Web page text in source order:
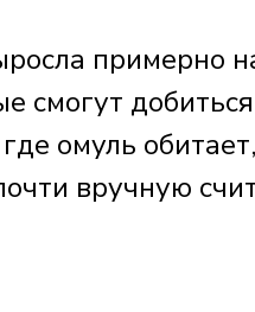
примерно
смогут добиться
омуль
вручную